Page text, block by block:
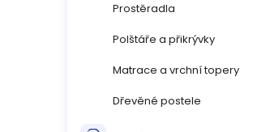
Prostěradla
Polštáře a přikrývky
Matrace a vrchní topery
Dřevěné postele